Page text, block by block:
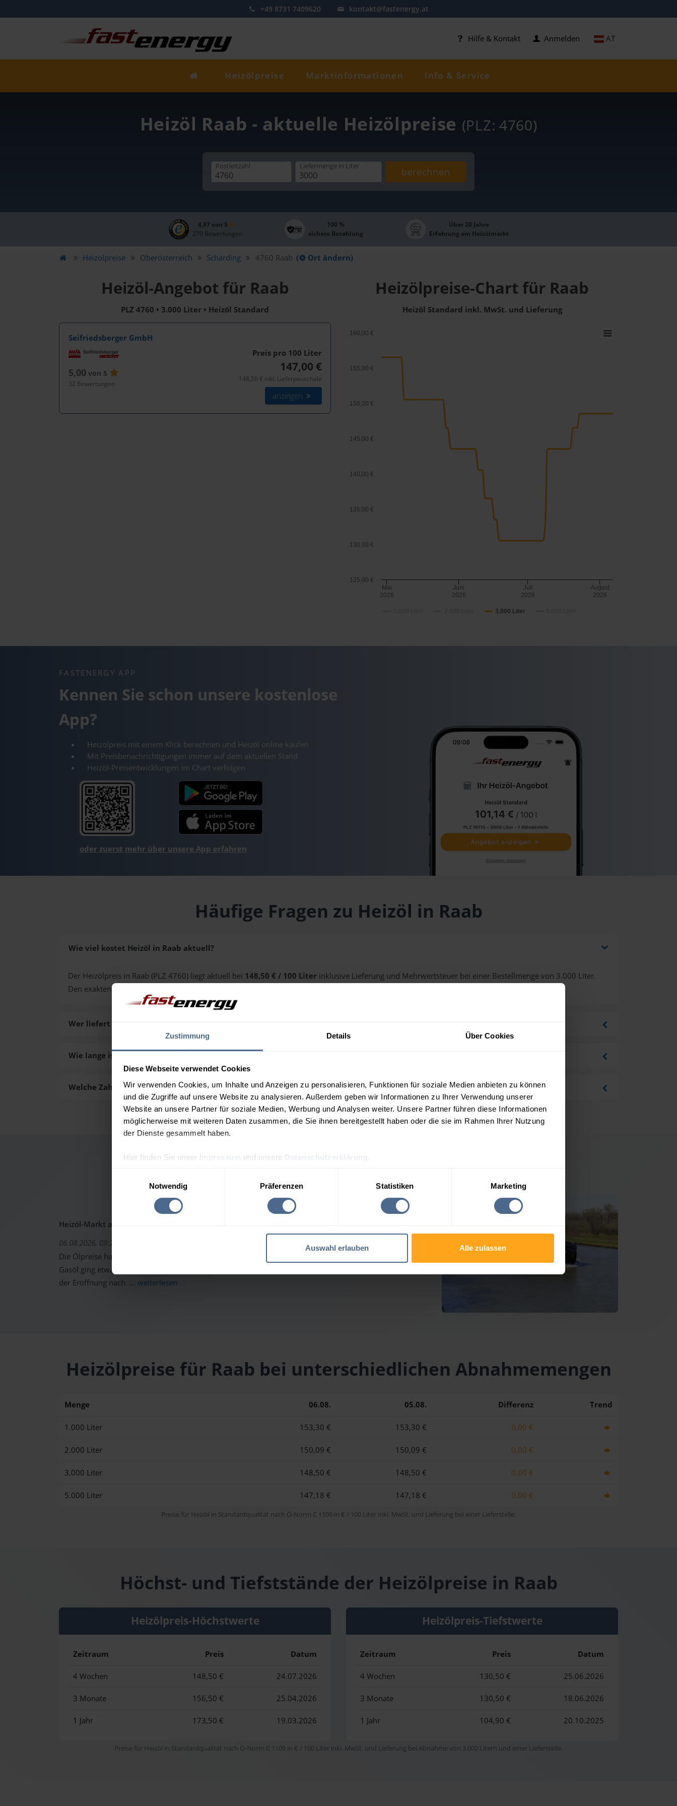
Zustimmung Details Über Cookies
Diese Webseite verwendet Cookies
Wir verwenden Cookies, um Inhalte und Anzeigen zu personalisieren, Funktionen für soziale Medien anbieten zu können
und die Zugriffe auf unsere Website zu analysieren. Außerdem geben wir Informationen zu Ihrer Verwendung unserer
Website an unsere Partner für soziale Medien, Werbung und Analysen weiter. Unsere Partner führen diese Informationen
möglicherweise mit weiteren Daten zusammen, die Sie ihnen bereitgestellt haben oder die sie im Rahmen Ihrer Nutzung
der Dienste gesammelt haben.
Hier finden Sie unser Impressum und unsere Datenschutzerklärung
Notwendig
Präferenzen Statistiken Marketing
Auswahl erlauben Alle zulassen
+49 8731 7409620 kontakt@fastenergy.at
AT
Hilfe & Kontakt Anmelden
Heizölpreise Marktinformationen Info & Service
Heizöl Raab - aktuelle Heizölpreise (PLZ: 4760)
Postleitzahl Liefermenge in Liter berechnen
4,97 von 5
270 Bewertungen
100 %
sichere Bezahlung
Über 20 Jahre
Erfahrung am Heizölmarkt
Heizölpreise Oberösterreich Schärding 4760 Raab ( Ort ändern)
Heizöl-Angebot für Raab
PLZ 4760 • 3.000 Liter • Heizöl Standard
Seifriedsberger GmbH
5,00 von 5
32 Bewertungen
Preis pro 100 Liter
147,00 €
148,50 € inkl. Lieferpauschale
anzeigen
Heizölpreise-Chart für Raab
Heizöl Standard inkl. MwSt. und Lieferung
3.000 Liter
Mai
2026
Juni
2026
Juli
2026
August
2026
125,00 €
130,00 €
135,00 €
140,00 €
145,00 €
150,00 €
155,00 €
160,00 €
FASTENERGY APP
Kennen Sie schon unsere kostenlose
App?
Heizölpreis mit einem Klick berechnen und Heizöl online kaufen
Mit Preisbenachrichtigungen immer auf dem aktuellen Stand
Heizöl-Preisentwicklungen im Chart verfolgen
oder zuerst mehr über unsere App erfahren
Häufige Fragen zu Heizöl in Raab
Wie viel kostet Heizöl in Raab aktuell?
Der Heizölpreis in Raab (PLZ 4760) liegt aktuell bei 148,50 € / 100 Liter inklusive Lieferung und Mehrwertsteuer bei einer Bestellmenge von 3.000 Liter.
Den exakten Preis für Ihre Wunschmenge erhalten Sie über unseren
Wer liefert das Heizöl in Raab aus?
Wie lange ist die Lieferzeit des Heizöls in Raab?
Welche Zahlungsarten gibt es?
Heizöl-Markt aktuell: Ölpreise erholen sich - Heizölpreise geben weiter nach
06.08.2026, 09:22 Uhr
Die Ölpreise haben sich gestern von den starken Verlusten der Vortage erholt. Rohöl tendierte seitwärts,
Gasöl ging etwas höher aus dem Handel. Trotzdem geben die Heizöl-Notierungen für Raab hierzulande in
der Eröffnung nach. ... weiterlesen
Heizölpreise für Raab bei unterschiedlichen Abnahmemengen
Menge 06.08. 05.08. Differenz Trend
1.000 Liter 153,30 € 153,30 € 0,00 €
2.000 Liter 150,09 € 150,09 € 0,00 €
3.000 Liter 148,50 € 148,50 € 0,00 €
5.000 Liter 147,18 € 147,18 € 0,00 €
Preise für Heizöl in Standardqualität nach Ö-Norm C 1109 in € / 100 Liter inkl. MwSt. und Lieferung bei einer Lieferstelle.
Höchst- und Tiefststände der Heizölpreise in Raab
Heizölpreis-Höchstwerte
Zeitraum Preis Datum
4 Wochen 148,50 € 24.07.2026
3 Monate 156,50 € 25.04.2026
1 Jahr 173,50 € 19.03.2026
Heizölpreis-Tiefstwerte
Zeitraum Preis Datum
4 Wochen 130,50 € 25.06.2026
3 Monate 130,50 € 18.06.2026
1 Jahr 104,90 € 20.10.2025
Preise für Heizöl in Standardqualität nach Ö-Norm C 1109 in € / 100 Liter inkl. MwSt. und Lieferung bei Abnahme von 3.000 Litern und einer Lieferstelle.